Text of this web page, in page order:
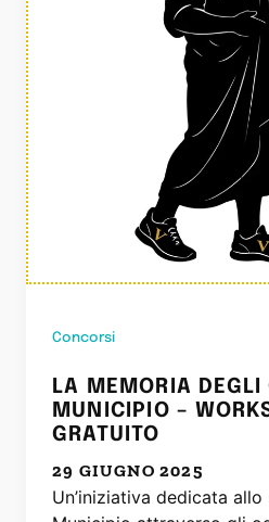
Concorsi
LA MEMORIA
MUNICIPIO –
GRATUITO
29 GIUGNO 2025
Un’iniziativa dedicata